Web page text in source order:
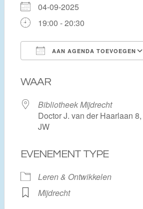
04-09-2025
19:00 - 20:30
AAN AGENDA TOEVOEGEN
WAAR
Bibliotheek Mijdrecht
Doctor J. van der Haarlaan
JW
EVENEMENT TYPE
Leren & Ontwikkelen
Mijdrecht